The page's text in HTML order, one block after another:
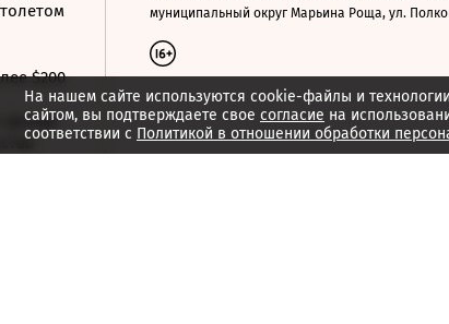
$200
фонда
На нашем сайте используются cookie-файлы и
сайтом, вы подтверждаете свое согласие на
соответствии с Политикой в отношении обработки
муниципальный округ Марьина Роща, ул.